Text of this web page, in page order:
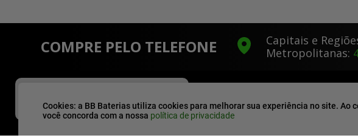
Cookies: a BB Baterias utiliza cookies para melhorar sua experiência no site. Ao
você concorda com a nossa política de privacidade
COMPRE PELO TELEFONE
Capitais e
Metropolitanas:
Baterias Para
Você e mais outras
pessoas
estão vendo esse produto!